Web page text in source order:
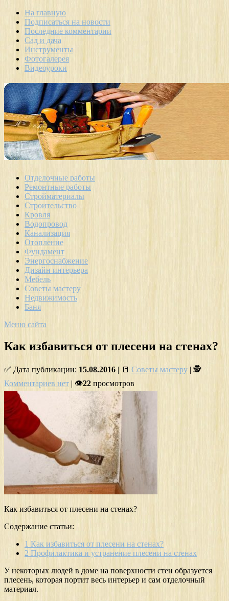
На главную
Подписаться на новости
Последние комментарии
Сад и дача
Инструменты
Фотогалерея
Видеоуроки
Отделочные работы
Ремонтные работы
Стройматериалы
Строительство
Кровля
Водопровод
Канализация
Отопление
Фундамент
Энергоснабжение
Дизайн интерьера
Мебель
Советы мастеру
Недвижимость
Баня
Меню сайта
Как избавиться от плесени на стенах?
✅ Дата публикации: 15.08.2016 | 📒 Советы мастеру | 🕵
Комментариев нет | 👁22 просмотров
Как избавиться от плесени на стенах?
Содержание статьи:
1 Как избавиться от плесени на стенах?
2 Профилактика и устранение плесени на стенах
У некоторых людей в доме на поверхности стен образуется
плесень, которая портит весь интерьер и сам отделочный
материал.